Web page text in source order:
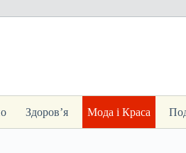
Здоров’я Мода і Краса